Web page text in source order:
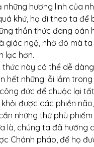
hương linh của
khứ, họ đi theo ta để
thần thức đang oán
giác ngộ, nhờ đó mà
lạc hơn.
thức này có thể dễ
hết những lỗi lầm
đức để chuộc lại
được các phiền
những thứ phù
là, chúng ta đã hướng
Chánh pháp, để họ